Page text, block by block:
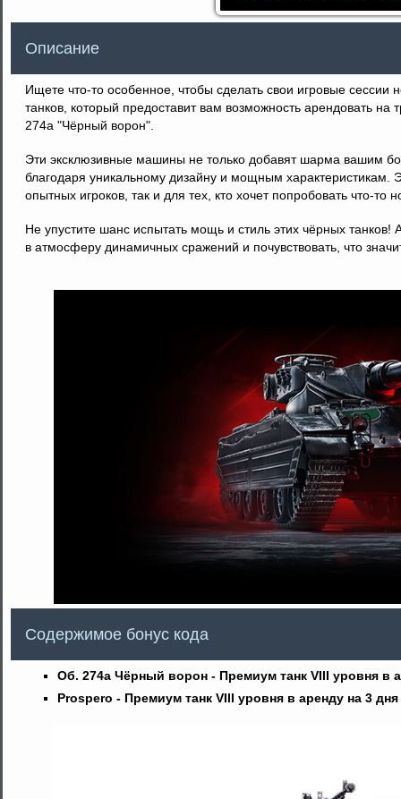
Описание
Ищете что-то особенное, чтобы сделать свои игровые
танков, который предоставит вам возможность арендовать
274а "Чёрный ворон".
Эти эксклюзивные машины не только добавят шарма вашим
благодаря уникальному дизайну и мощным характеристикам.
опытных игроков, так и для тех, кто хочет попробовать что-то
Не упустите шанс испытать мощь и стиль этих чёрных танков!
в атмосферу динамичных сражений и почувствовать, что
Содержимое бонус кода
Об. 274а Чёрный ворон - Премиум танк VIII уровня в
Prospero - Премиум танк VIII уровня в аренду на 3 дня